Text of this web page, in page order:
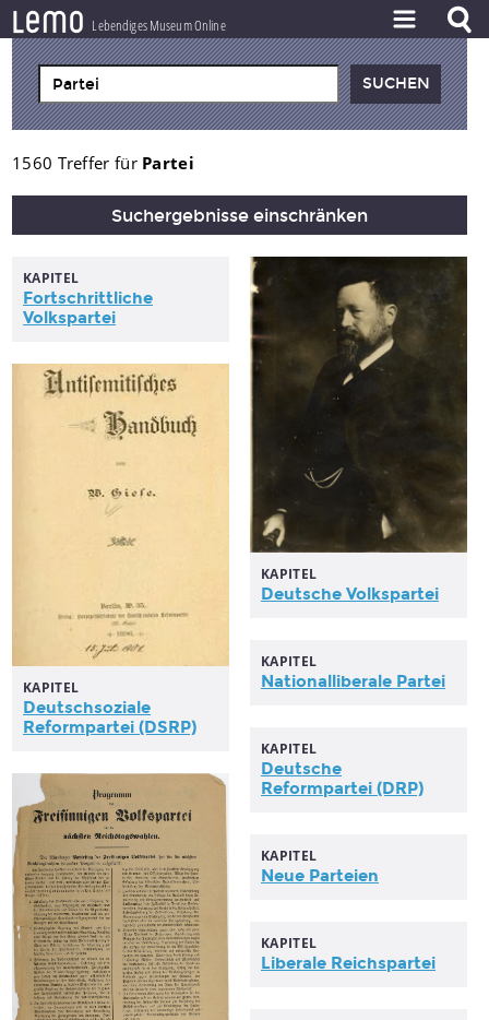
lemo Lebendiges Museum Online
ZEITSTRAHL
THEMEN
ZEITZEUGEN
BESTAND
PROJEKT
1560 Treffer für Partei
Suchergebnisse einschränken
KAPITEL
Fortschrittliche
Volkspartei
KAPITEL
Deutsche Volkspartei
KAPITEL
Deutschsoziale
Reformpartei (DSRP)
KAPITEL
Nationalliberale Partei
KAPITEL
Deutsche
Reformpartei (DRP)
KAPITEL
Neue Parteien
KAPITEL
Liberale Reichspartei